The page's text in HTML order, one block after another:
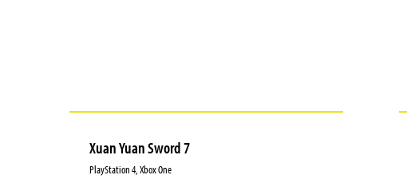
Xuan Yuan Sword 7
PlayStation 4, Xbox One